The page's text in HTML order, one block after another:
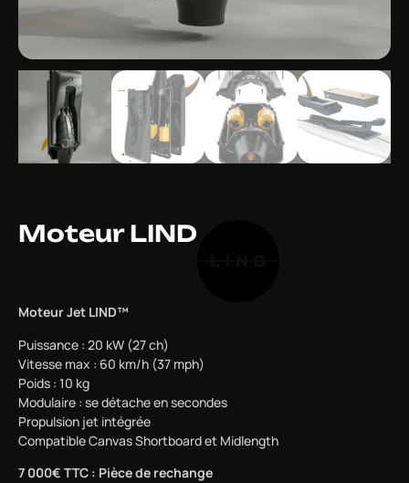
Moteur LIND
Moteur Jet LIND™
Puissance : 20 kW (27 ch)
Vitesse max : 60 km/h (37 mph)
Poids : 10 kg
Modulaire : se détache en secondes
Propulsion jet intégrée
Compatible Canvas Shortboard et Midlength
7 000€ TTC : Pièce de rechange